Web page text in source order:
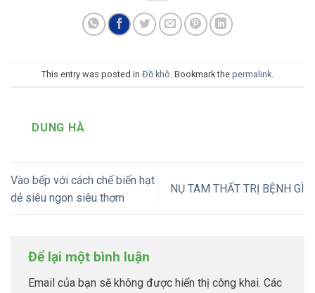
This entry was posted in Đồ khô . Bookmark the permalink
DUNG HÀ
Vào bếp với cách chế biến hạt
dẻ siêu ngon siêu thơm
NỤ TAM THẤT TRỊ BỆNH GÌ
Để lại một bình luận
Email của bạn sẽ không được hiển thị công khai. Các